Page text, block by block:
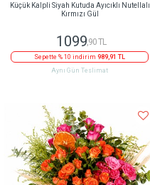
Küçük Kalpli Siyah Kutuda Ayıcıklı Nutellalı
Kırmızı Gül
1099 ,90 TL
Sepette % 10 indirim 989,91 TL
Aynı Gün Teslimat